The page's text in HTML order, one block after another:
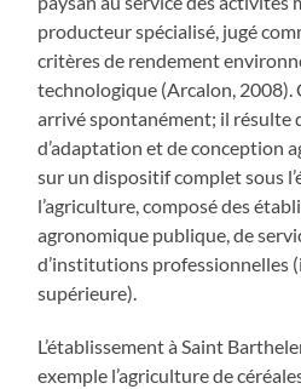
producteur spécialisé, jugé
critères de rendement
technologique (Arcalon, 2008).
arrivé spontanément; il résulte
d’adaptation et de conception
sur un dispositif complet sous
l’agriculture, composé des
agronomique publique, de
d’institutions professionnelles
supérieure).
L’établissement à Saint
exemple l’agriculture de